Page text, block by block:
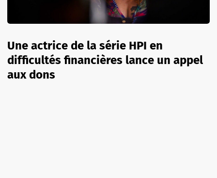
Une actrice de la série HPI en
difficultés financières lance un appel
aux dons